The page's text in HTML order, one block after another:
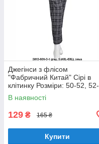
Джегінси з флісом
"Фабричний Китай" Сірі в
клітинку Розміри: 50-52, 52-
54, 54-56, 56-58 (18128-7)
В наявності
129 ₴ 165 ₴
Купити